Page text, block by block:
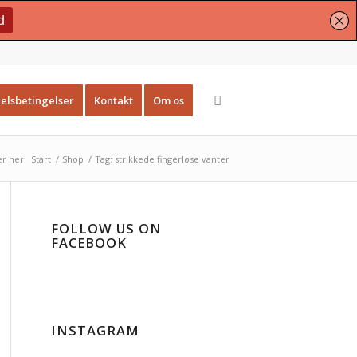
Kontakt Om os
her: Start / Shop / Tag: strikkede fingerløse vanter
FOLLOW US ON
FACEBOOK
INSTAGRAM